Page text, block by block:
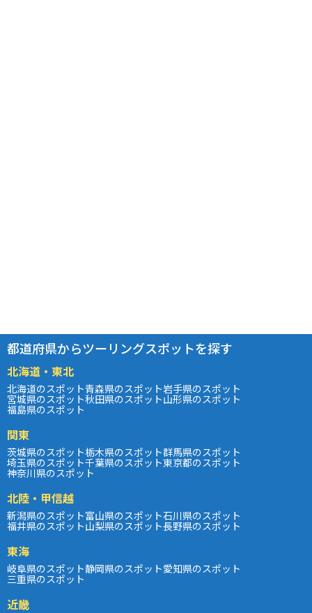
都道府県からツーリングスポットを探す
北海道・東北
北海道のスポット青森県のスポット岩手県のスポット
宮城県のスポット秋田県のスポット山形県のスポット
福島県のスポット
関東
茨城県のスポット栃木県のスポット群馬県のスポット
埼玉県のスポット千葉県のスポット東京都のスポット
神奈川県のスポット
北陸・甲信越
新潟県のスポット富山県のスポット石川県のスポット
福井県のスポット山梨県のスポット長野県のスポット
東海
岐阜県のスポット静岡県のスポット愛知県のスポット
三重県のスポット
近畿